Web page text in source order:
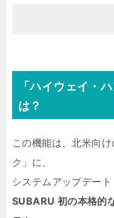
「ハイウェイ・
は？
この機能は、北米向
ク」に、
システムアップデー
SUBARU 初の本格的